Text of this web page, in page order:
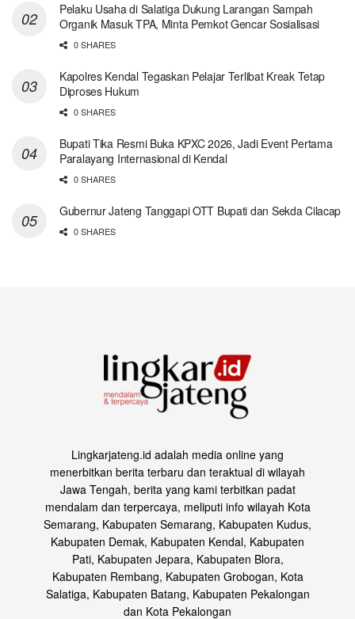
Pelaku Usaha di Salatiga Dukung Larangan Sampah
Organik Masuk TPA, Minta Pemkot Gencar Sosialisasi
0 SHARES
Kapolres Kendal Tegaskan Pelajar Terlibat Kreak Tetap
Diproses Hukum
0 SHARES
Bupati Tika Resmi Buka KPXC 2026, Jadi Event Pertama
Paralayang Internasional di Kendal
0 SHARES
Gubernur Jateng Tanggapi OTT Bupati dan Sekda Cilacap
0 SHARES
Lingkarjateng.id adalah media online yang
menerbitkan berita terbaru dan teraktual di wilayah
Jawa Tengah, berita yang kami terbitkan padat
mendalam dan terpercaya, meliputi info wilayah Kota
Semarang, Kabupaten Semarang, Kabupaten Kudus,
Kabupaten Demak, Kabupaten Kendal, Kabupaten
Pati, Kabupaten Jepara, Kabupaten Blora,
Kabupaten Rembang, Kabupaten Grobogan, Kota
Salatiga, Kabupaten Batang, Kabupaten Pekalongan
dan Kota Pekalongan